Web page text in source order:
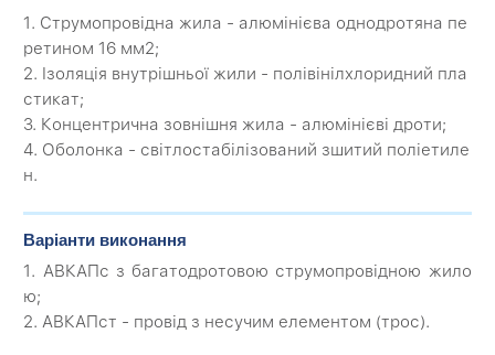
1. Струмопровідна жила - алюмінієва однодротяна пе
ретином 16 мм2;
2. Ізоляція внутрішньої жили - полівінілхлоридний пла
стикат;
3. Концентрична зовнішня жила - алюмінієві дроти;
4. Оболонка - світлостабілізований зшитий поліетиле
н.
Варіанти виконання
1. АВКАПс з багатодротовою струмопровідною жило
ю;
2. АВКАПст - провід з несучим елементом (трос).